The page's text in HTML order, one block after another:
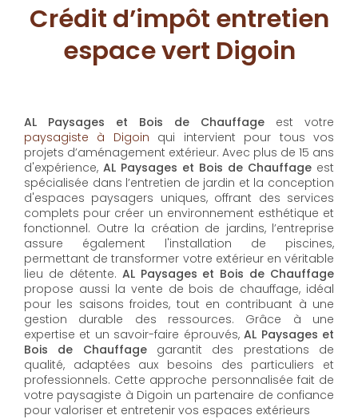
Crédit d’impôt entretien
espace vert Digoin
AL Paysages et Bois de Chauffage est votre
paysagiste à Digoin qui intervient pour tous vos
projets d’aménagement extérieur. Avec plus de 15 ans
d'expérience, AL Paysages et Bois de Chauffage est
spécialisée dans l’entretien de jardin et la conception
d'espaces paysagers uniques, offrant des services
complets pour créer un environnement esthétique et
fonctionnel. Outre la création de jardins, l’entreprise
assure également l'installation de piscines,
permettant de transformer votre extérieur en véritable
lieu de détente. AL Paysages et Bois de Chauffage
propose aussi la vente de bois de chauffage, idéal
pour les saisons froides, tout en contribuant à une
gestion durable des ressources. Grâce à une
expertise et un savoir-faire éprouvés,AL Paysages et
Bois de Chauffagegarantit des prestations de
qualité, adaptées aux besoins des particuliers et
professionnels. Cette approche personnalisée fait de
votre paysagiste à Digoin un partenaire de confiance
pour valoriser et entretenir vos espaces extérieurs